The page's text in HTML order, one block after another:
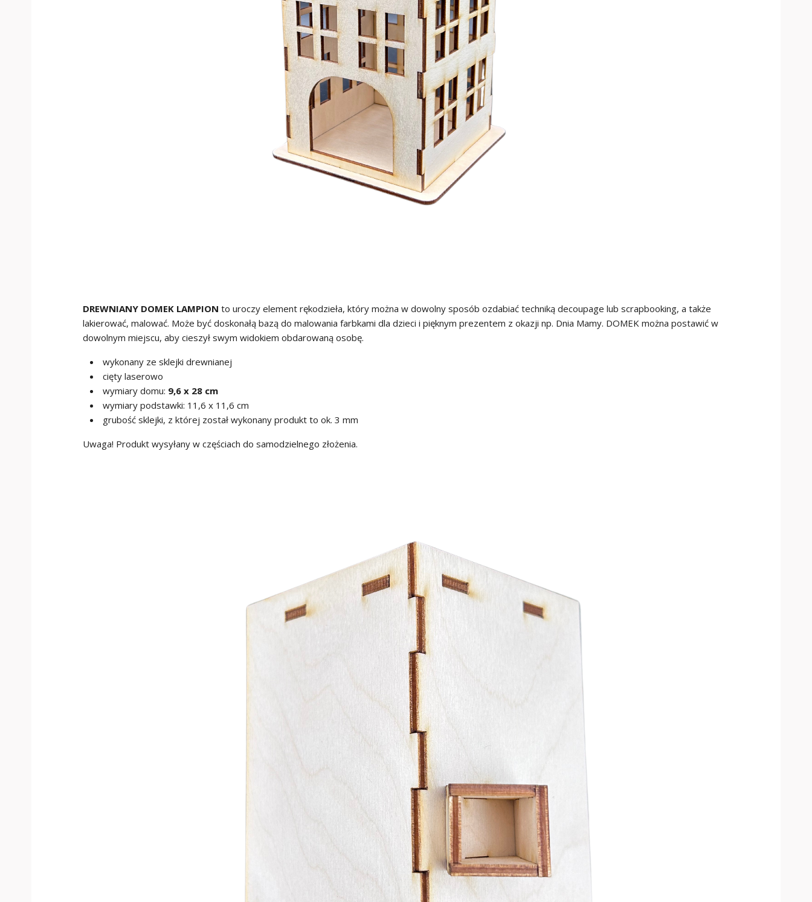
DREWNIANY DOMEK LAMPION to uroczy element rękodzieła, który można w dowolny sposób ozdabiać techniką decoupage lub scrapbooking, a także
lakierować, malować. Może być doskonałą bazą do malowania farbkami dla dzieci i pięknym prezentem z okazji np. Dnia Mamy. DOMEK można postawić w
dowolnym miejscu, aby cieszył swym widokiem obdarowaną osobę.
wykonany ze sklejki drewnianej
cięty laserowo
wymiary domu: 9,6 x 28 cm
wymiary podstawki: 11,6 x 11,6 cm
grubość sklejki, z której został wykonany produkt to ok. 3 mm
Uwaga! Produkt wysyłany w częściach do samodzielnego złożenia.